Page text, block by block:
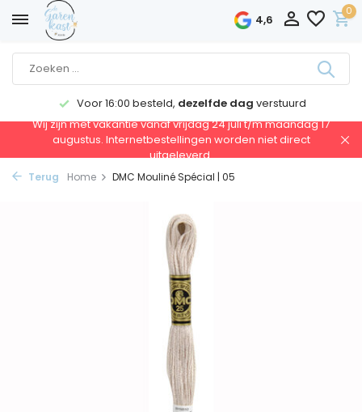
4,6
0
Voor 16:00 besteld, dezelfde dag verstuurd
Wij zijn met vakantie vanaf vrijdag 24 juli t/m maandag 17
augustus. Internetbestellingen worden niet direct
uitgeleverd.
Terug Home DMC Mouliné Spécial | 05